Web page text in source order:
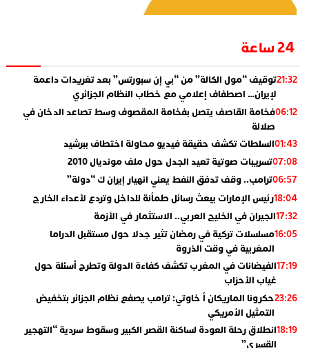
24 ساعة
21:32توقيف “مول الكالة” من “بي إن سبورتس” بعد تغريدات داعمة
لإيران… اصطفاف إعلامي مع خطاب النظام الجزائري
06:12فخامة القاصف يتصل بفخامة المقصوف وسط تصاعد الدخان في
صلالة
01:43السلطات تكشف حقيقة فيديو محاولة اختطاف ببرشيد
07:08تسريبات صوتية تعيد الجدل حول ملف مونديال 2010
06:57ترامب.. وقف تدفق النفط يعني انهيار إيران ك “دولة”
18:04رئيس الإمارات يبعث رسائل طمأنة للداخل وتردع لأعداء الخارج
17:32الجيران في الخليج العربي.. الاستثمار في الأزمة
16:05مسلسلات تركية في رمضان تثير جدلا حول مستقبل الدراما
المغربية في وقت الذروة
17:19الفيضانات في المغرب تكشف كفاءة الدولة وتطرح أسئلة حول
غياب الأحزاب
23:26حكرونا الماريكان أ خاوتي: ترامب يصفع نظام الجزائر بتخفيض
التمثيل الأمريكي
18:19انطلاق رحلة العودة لساكنة القصر الكبير وسقوط سردية “التهجير
القسري”